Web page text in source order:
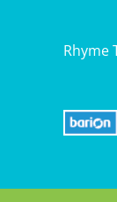
Rhyme